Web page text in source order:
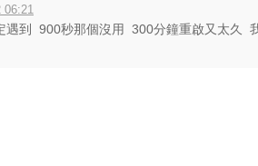
06:21
遇到 900秒那個沒用 300分鐘重啟又太久